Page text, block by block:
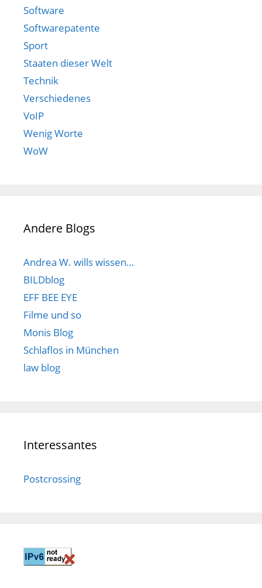
Software
Softwarepatente
Sport
Staaten dieser Welt
Technik
Verschiedenes
VoIP
Wenig Worte
WoW
Andere Blogs
Andrea W. wills wissen…
BILDblog
EFF BEE EYE
Filme und so
Monis Blog
Schlaflos in München
law blog
Interessantes
Postcrossing